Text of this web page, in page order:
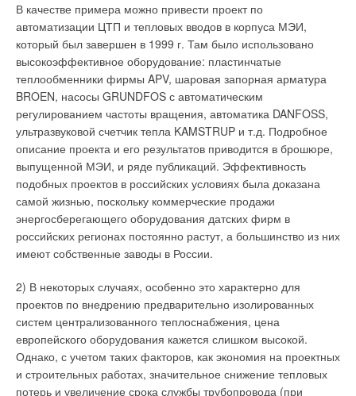
В качестве примера можно привести проект по
автоматизации ЦТП и тепловых вводов в корпуса МЭИ,
который был завершен в 1999 г. Там было использовано
высокоэффективное оборудование: пластинчатые
теплообменники фирмы APV, шаровая запорная арматура
BROEN, насосы GRUNDFOS с автоматическим
регулированием частоты вращения, автоматика DANFOSS,
ультразвуковой счетчик тепла KAMSTRUP и т.д. Подробное
описание проекта и его результатов приводится в брошюре,
выпущенной МЭИ, и ряде публикаций. Эффективность
подобных проектов в российских условиях была доказана
самой жизнью, поскольку коммерческие продажи
энергосберегающего оборудования датских фирм в
российских регионах постоянно растут, а большинство из них
имеют собственные заводы в России.
2) В некоторых случаях, особенно это характерно для
проектов по внедрению предварительно изолированных
систем централизованного теплоснабжения, цена
европейского оборудования кажется слишком высокой.
Однако, с учетом таких факторов, как экономия на проектных
и строительных работах, значительное снижение тепловых
потерь и увеличение срока службы трубопровода (при